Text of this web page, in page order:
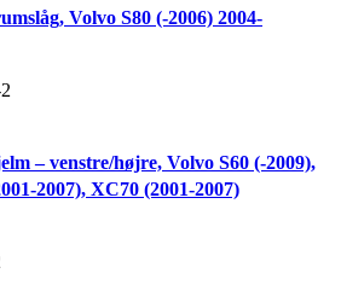
Volvo S80 (-2006) 2004-
– venstre/højre, Volvo S60 (-2009),
2007), XC70 (2001-2007)